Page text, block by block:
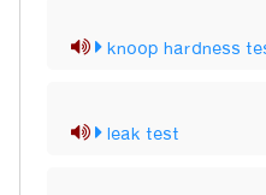
knoop hardness
leak test